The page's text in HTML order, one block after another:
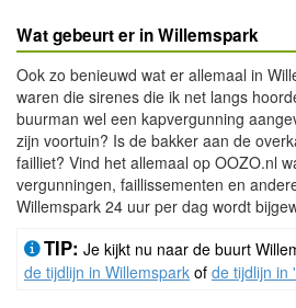
Wat gebeurt er in Willemspark
Ook zo benieuwd wat er allemaal in
waren die sirenes die ik net langs
buurman wel een kapvergunning
zijn voortuin? Is de bakker aan de
failliet? Vind het allemaal op OOZO.nl
vergunningen, faillissementen en
Willemspark 24 uur per dag wordt
TIP: Je kijkt nu naar de buurt
de tijdlijn in Willemspark of de tijdlijn in